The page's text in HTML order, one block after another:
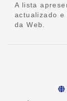
A lista
actualizado
da Web.